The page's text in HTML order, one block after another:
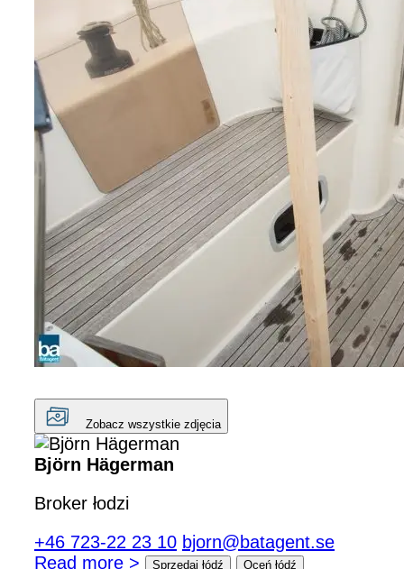
Zobacz wszystkie zdjęcia
Björn Hägerman
Broker łodzi
+46 723-22 23 10 bjorn@batagent.se
Read more >
Sprzedaj łódź Oceń łódź